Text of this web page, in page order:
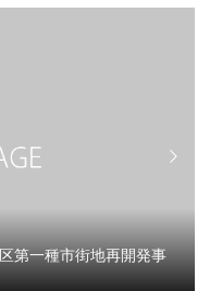
第一種市街地再開発事
